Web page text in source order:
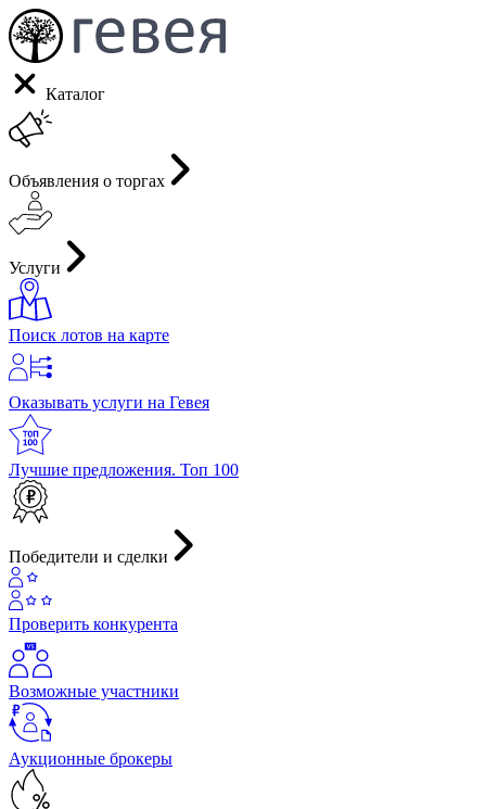
Каталог
Объявления о торгах
Услуги
Поиск лотов на карте
Оказывать услуги на Гевея
Лучшие предложения. Топ 100
Победители и сделки
Проверить конкурента
Возможные участники
Аукционные брокеры